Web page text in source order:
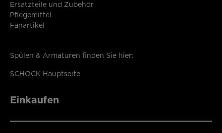
Ersatzteile und Zubehör
Pflegemittel
Fanartikel
Spülen & Armaturen finden Sie hier:
SCHOCK Hauptseite
Einkaufen